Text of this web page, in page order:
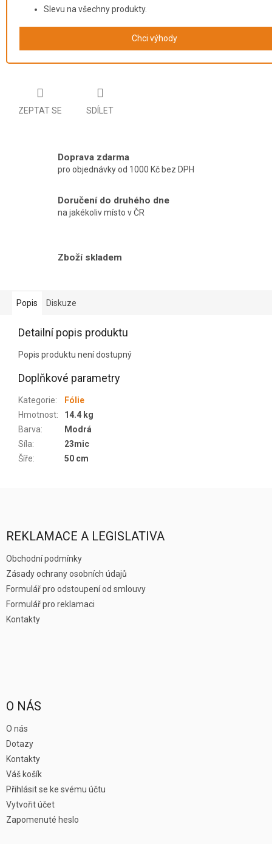
Slevu na všechny produkty.
Chci výhody
ZEPTAT SE SDÍLET
Doprava zdarma
pro objednávky od 1000 Kč bez DPH
Doručení do druhého dne
na jakékoliv místo v ČR
Zboží skladem
Popis Diskuze
Detailní popis produktu
Popis produktu není dostupný
Doplňkové parametry
Kategorie:
Fólie
Hmotnost:
14.4 kg
Barva:
Modrá
Síla:
23mic
Šíře: 50 cm
REKLAMACE A LEGISLATIVA
Obchodní podmínky
Zásady ochrany osobních údajů
Formulář pro odstoupení od smlouvy
Formulář pro reklamaci
Kontakty
O NÁS
O nás
Dotazy
Kontakty
Váš košík
Přihlásit se ke svému účtu
Vytvořit účet
Zapomenuté heslo